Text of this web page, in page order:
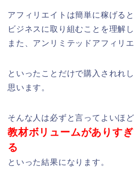
アフィリエイトは簡単に稼げると
ビジネスに取り組むことを理解
また、アンリミテッドアフィリ
といったことだけで購入されれ
思います。
そんな人は必ずと言ってよいほど
教材ボリュームがありす
る
といった結果になります。